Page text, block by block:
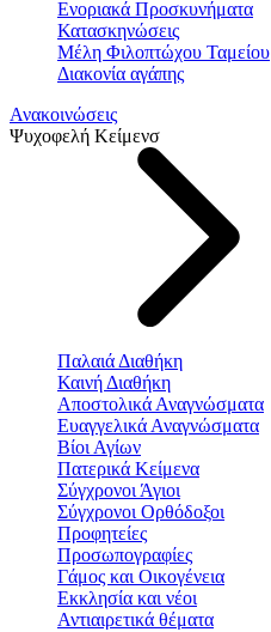
Ενοριακά Προσκυνήματα
Κατασκηνώσεις
Μέλη Φιλοπτώχου Ταμείου
Διακονία αγάπης
Ανακοινώσεις
Ψυχοφελή Κείμενσ
Παλαιά Διαθήκη
Καινή Διαθήκη
Αποστολικά Αναγνώσματα
Ευαγγελικά Αναγνώσματα
Βίοι Αγίων
Πατερικά Κείμενα
Σύγχρονοι Άγιοι
Σύγχρονοι Ορθόδοξοι
Προφητείες
Προσωπογραφίες
Γάμος και Οικογένεια
Εκκλησία και νέοι
Αντιαιρετικά θέματα